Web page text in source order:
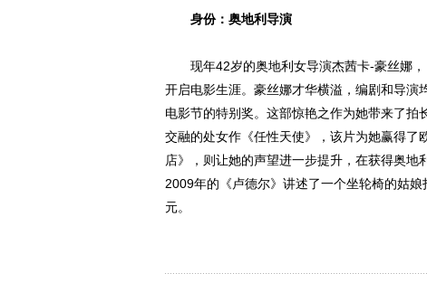
身份：奥地利导演
现年42岁的奥地利女导演杰茜卡-豪丝娜，
开启电影生涯。豪丝娜才华横溢，编剧和导
电影节的特别奖。这部惊艳之作为她带来了
交融的处女作《任性天使》，该片为她赢得
店》，则让她的声望进一步提升，在获得奥地
2009年的《卢德尔》讲述了一个坐轮椅的姑
元。